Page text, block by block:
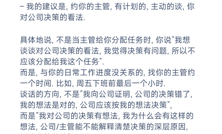
– 我的建议是, 约你的主管, 有计划的, 主动的谈, 你
对公司决策的看法.
具体地说, 不是当主管给你分配任务时, 你说”我想
谈谈对公司决策的看法, 我觉得决策有问题, 所以不
应该分配给我这个任务”.
而是, 与你的日常工作进度没关系的, 找你的主管约
一个时间. 比如, 周五下班前最后一个小时.
谈话的方向, 不是”我向公司证明, 公司的决策错了,
我的想法是对的, 公司应该按我的想法决策”,
而是”我对公司的决策有想法, 我为什么会有这样的
想法, 公司/主管能不能解释清楚决策的深层原因,